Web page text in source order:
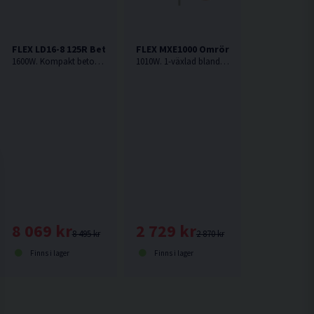
Slipskål (1900W)
FLEX LD16-8 125R Betongslip 125mm (1600W)
1600W. Kompakt betongslipmaskin från FLEX med svängbart kantsegment och kraftfull 1600W motor
8 495 kr
8 069 kr
Finns i lager
FLEX MXE1000 Omrörare (1010W)
1010W. 1-växlad blandarmaskin från FLEX med steglös strömbrytare och ergonomiskt handtag
2 870 kr
2 729 kr
Finns i lager